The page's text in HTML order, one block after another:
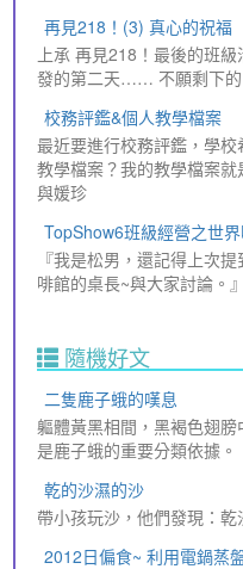
再見218！(3) 真心的祝福
上承 再見218！最後的班
發的第二天…… 不願剩下的
校務評鑑&個人教學檔案
最近要進行校務評鑑，學
教學檔案？我的教學檔案
與媛珍
TopShow6班級經營之世
『我是松男，還記得上次
啡館的桌長~與大家討論。
隨機好文
二隻鹿子蛾的嘆息
軀體黃黑相間，黑褐色翅
是鹿子蛾的重要分類依據。
乾的沙濕的沙
帶小孩玩沙，他們發現：
2012日偏食~ 利用電鍋蒸